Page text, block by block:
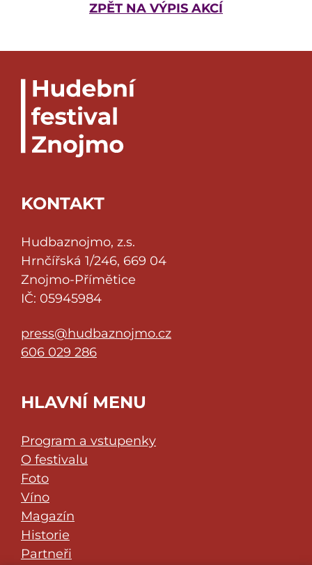
ZPĚT NA VÝPIS AKCÍ
KONTAKT
Hudbaznojmo, z.s.
Hrnčířská 1/246, 669 04
Znojmo-Přímětice
IČ: 05945984
press@hudbaznojmo.cz
606 029 286
HLAVNÍ MENU
Program a vstupenky
O festivalu
Foto
Víno
Magazín
Historie
Partneři